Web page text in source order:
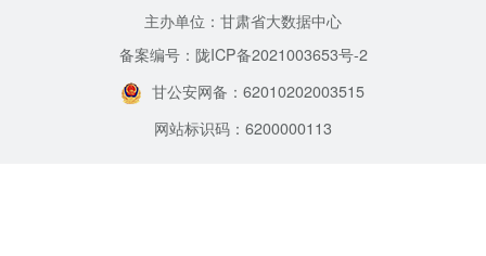
主办单位：甘肃省大数据中心
备案编号：陇ICP备2021003653号-2
甘公安网备：62010202003515
网站标识码：6200000113